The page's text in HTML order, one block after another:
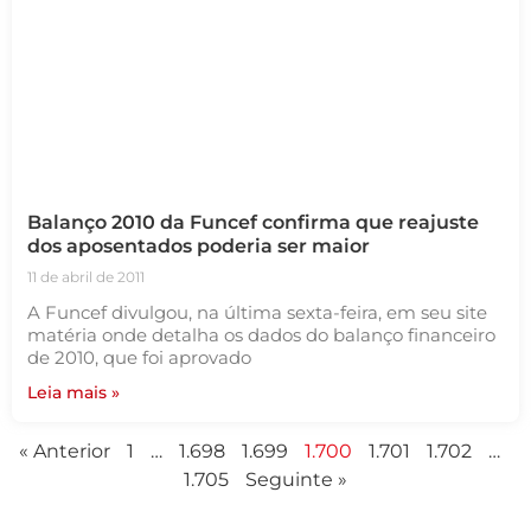
Balanço 2010 da Funcef confirma que reajuste
dos aposentados poderia ser maior
11 de abril de 2011
A Funcef divulgou, na última sexta-feira, em seu site
matéria onde detalha os dados do balanço financeiro
de 2010, que foi aprovado
Leia mais »
« Anterior 1 … 1.698 1.699 1.700 1.701 1.702
…
1.705
Seguinte »